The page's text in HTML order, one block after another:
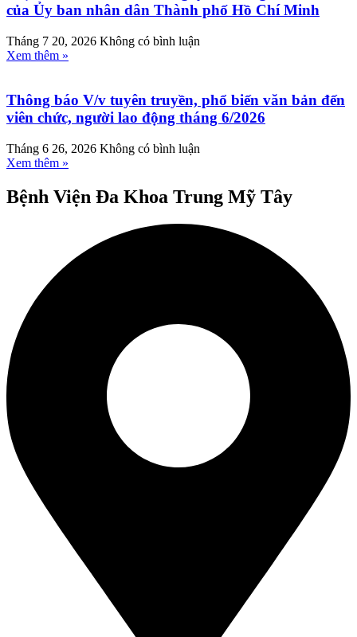
của Ủy ban nhân dân Thành phố Hồ Chí Minh
Tháng 7 20, 2026 Không có bình luận
Xem thêm »
Thông báo V/v tuyên truyền, phổ biến văn bản đến
viên chức, người lao động tháng 6/2026
Tháng 6 26, 2026 Không có bình luận
Xem thêm »
Bệnh Viện Đa Khoa Trung Mỹ Tây